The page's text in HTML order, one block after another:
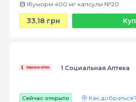
Ібунорм 400 мг капсули №20
33,18 грн
1 Социальная Аптека
Сейчас открыто
Как добраться?